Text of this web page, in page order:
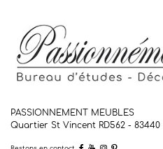
PASSIONNEMENT MEUBLES
Quartier St Vincent RD562 - 83440